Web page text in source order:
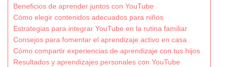
Beneficios de aprender juntos con YouTube
Cómo elegir contenidos adecuados para niños
Estrategias para integrar YouTube en la rutina familiar
Consejos para fomentar el aprendizaje activo en casa
Cómo compartir experiencias de aprendizaje con tus hijos
Resultados y aprendizajes personales con YouTube